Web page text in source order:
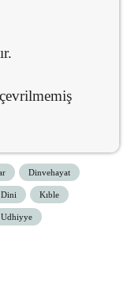
Dinvehayat
Kıble
Udhiyye